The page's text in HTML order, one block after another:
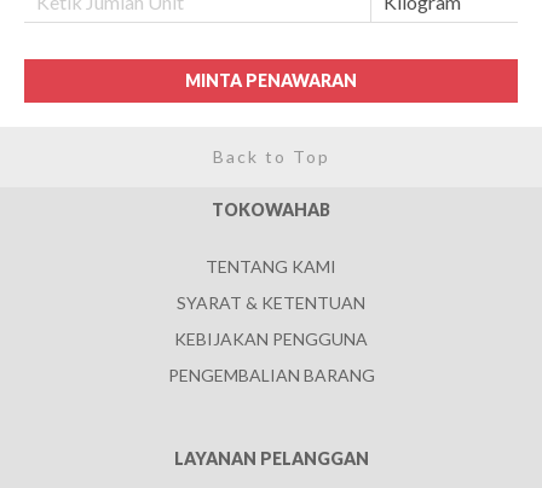
MINTA PENAWARAN
Back to Top
TOKOWAHAB
TENTANG KAMI
SYARAT & KETENTUAN
KEBIJAKAN PENGGUNA
PENGEMBALIAN BARANG
LAYANAN PELANGGAN